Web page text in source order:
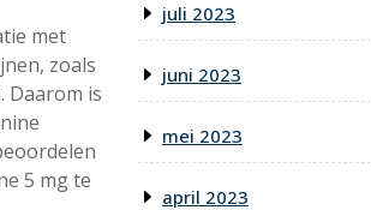
met
zoals
Daarom is
5 mg te
juli 2023
juni 2023
mei 2023
april 2023